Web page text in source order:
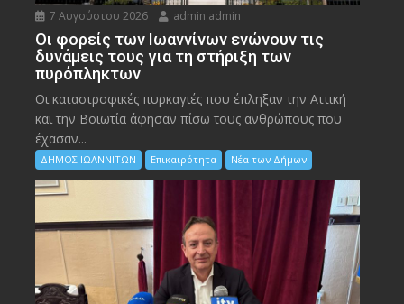
7 Αυγούστου 2026 admin admin
Οι φορείς των Ιωαννίνων ενώνουν τις
δυνάμεις τους για τη στήριξη των
πυρόπληκτων
Οι καταστροφικές πυρκαγιές που έπληξαν την Αττική
και την Bοιωτία άφησαν πίσω τους ανθρώπους που
έχασαν...
ΔΗΜΟΣ ΙΩΑΝΝΙΤΩΝ Επικαιρότητα Νέα των Δήμων